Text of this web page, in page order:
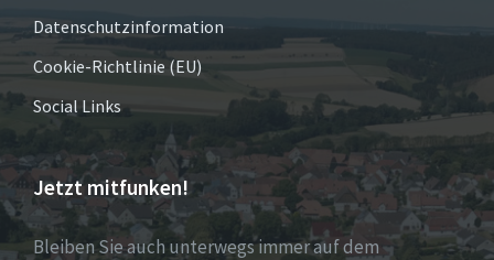
Datenschutzinformation
Cookie-Richtlinie (EU)
Social Links
Jetzt mitfunken!
Bleiben Sie auch unterwegs immer auf dem